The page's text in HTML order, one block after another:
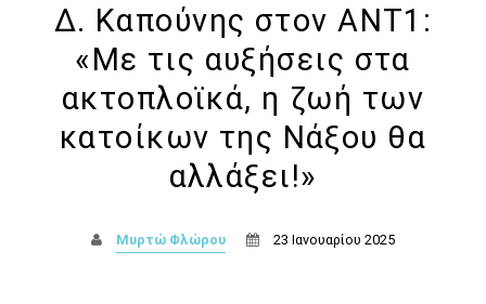
Δ. Καπούνης στον ΑΝΤ1:
«Με τις αυξήσεις στα
ακτοπλοϊκά, η ζωή των
κατοίκων της Νάξου θα
αλλάξει!»
Μυρτώ Φλώρου 23 Ιανουαρίου 2025